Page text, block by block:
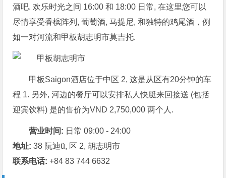
酒吧. 欢乐时光之间 16:00 和 18:00 日常, 在这里您可以
尽情享受香槟阵列, 葡萄酒, 马提尼, 和独特的鸡尾酒，例
如一对河流和甲板胡志明市莫吉托.
甲板Saigon酒店位于中区 2, 这是从区有20分钟的车
程 1. 另外, 河边的餐厅可以安排私人快艇来回接送 (包括
迎宾饮料) 是的售价为VND 2,750,000 两个人.
营业时间: 日常 09:00 - 24:00
地址: 38 阮迪ü, 区 2, 胡志明市
联系电话: +84 83 744 6632